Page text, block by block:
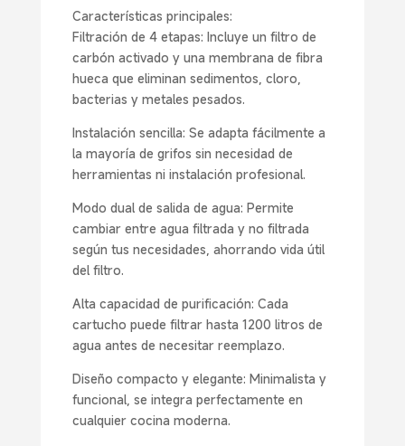
Características principales:
Filtración de 4 etapas: Incluye un filtro de
carbón activado y una membrana de fibra
hueca que eliminan sedimentos, cloro,
bacterias y metales pesados.
Instalación sencilla: Se adapta fácilmente a
la mayoría de grifos sin necesidad de
herramientas ni instalación profesional.
Modo dual de salida de agua: Permite
cambiar entre agua filtrada y no filtrada
según tus necesidades, ahorrando vida útil
del filtro.
Alta capacidad de purificación: Cada
cartucho puede filtrar hasta 1200 litros de
agua antes de necesitar reemplazo.
Diseño compacto y elegante: Minimalista y
funcional, se integra perfectamente en
cualquier cocina moderna.